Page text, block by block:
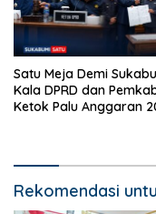
Satu Meja Demi
Kala DPRD dan
Ketok Palu Anggaran
Rekomendasi